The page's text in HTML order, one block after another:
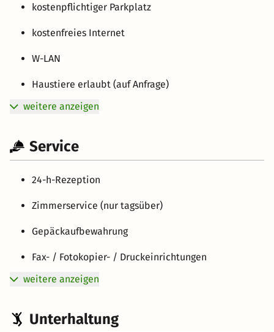
kostenpflichtiger Parkplatz
kostenfreies Internet
W-LAN
Haustiere erlaubt (auf Anfrage)
weitere anzeigen
Service
24-h-Rezeption
Zimmerservice (nur tagsüber)
Gepäckaufbewahrung
Fax- / Fotokopier- / Druckeinrichtungen
weitere anzeigen
Unterhaltung